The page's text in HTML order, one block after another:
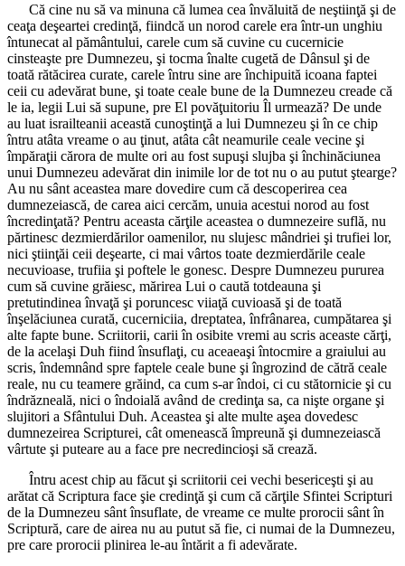
Că cine nu să va minuna că lumea cea învăluită de neştiinţă şi de
ceaţa deşeartei credinţă, fiindcă un norod carele era într-un unghiu
întunecat al pământului, carele cum să cuvine cu cucernicie
cinsteaşte pre Dumnezeu, şi tocma înalte cugetă de Dânsul şi de
toată rătăcirea curate, carele întru sine are închipuită icoana faptei
ceii cu adevărat bune, şi toate ceale bune de la Dumnezeu creade că
le ia, legii Lui să supune, pre El povăţuitoriu Îl urmează? De unde
au luat israilteanii această cunoştinţă a lui Dumnezeu şi în ce chip
întru atâta vreame o au ţinut, atâta cât neamurile ceale vecine şi
împăraţii cărora de multe ori au fost supuşi slujba şi închinăciunea
unui Dumnezeu adevărat din inimile lor de tot nu o au putut ştearge?
Au nu sânt aceastea mare dovedire cum că descoperirea cea
dumnezeiască, de carea aici cercăm, unuia acestui norod au fost
încredinţată? Pentru aceasta cărţile aceastea o dumnezeire suflă, nu
părtinesc dezmierdărilor oamenilor, nu slujesc mândriei şi trufiei lor,
nici ştiinţăi ceii deşearte, ci mai vârtos toate dezmierdările ceale
necuvioase, trufiia şi poftele le gonesc. Despre Dumnezeu pururea
cum să cuvine grăiesc, mărirea Lui o caută totdeauna şi
pretutindinea învaţă şi poruncesc viiaţă cuvioasă şi de toată
înşelăciunea curată, cucerniciia, dreptatea, înfrânarea, cumpătarea şi
alte fapte bune. Scriitorii, carii în osibite vremi au scris aceaste cărţi,
de la acelaşi Duh fiind însuflaţi, cu aceaeaşi întocmire a graiului au
scris, îndemnând spre faptele ceale bune şi îngrozind de cătră ceale
reale, nu cu teamere grăind, ca cum s-ar îndoi, ci cu stătornicie şi cu
îndrăzneală, nici o îndoială având de credinţa sa, ca nişte organe şi
slujitori a Sfântului Duh. Aceastea şi alte multe aşea dovedesc
dumnezeirea Scripturei, cât omenească împreună şi dumnezeiască
vârtute şi puteare au a face pre necredincioşi să crează.
Întru acest chip au făcut şi scriitorii cei vechi besericeşti şi au
arătat că Scriptura face şie credinţă şi cum că cărţile Sfintei Scripturi
de la Dumnezeu sânt însuflate, de vreame ce multe prorocii sânt în
Scriptură, care de airea nu au putut să fie, ci numai de la Dumnezeu,
pre care prorocii plinirea le-au întărit a fi adevărate.